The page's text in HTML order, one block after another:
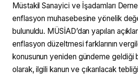
Müstakil Sanayici ve İşadamları
enflasyon muhasebesine yönelik
bulunuldu. MÜSİAD’dan yapılan
enflasyon düzeltmesi farklarının
konusunun yeniden gündeme geldiği
olarak, ilgili kanun ve çıkarılacak